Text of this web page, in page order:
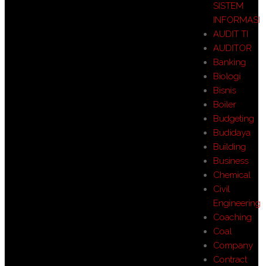
SISTEM
INFORMASI
AUDIT TI
AUDITOR
Banking
Biologi
Bisnis
Boiler
Budgeting
Budidaya
Building
Business
Chemical
Civil
Engineering
Coaching
Coal
Company
Contract